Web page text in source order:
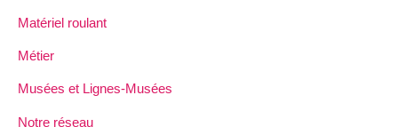
Matériel roulant
Métier
Musées et Lignes-Musées
Notre réseau